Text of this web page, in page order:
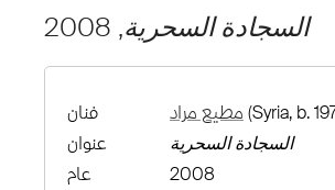
السجادة السحرية, 2008
فنان مطيع مراد (Syria, b.
عنوان
السجادة السحرية
عام
2008